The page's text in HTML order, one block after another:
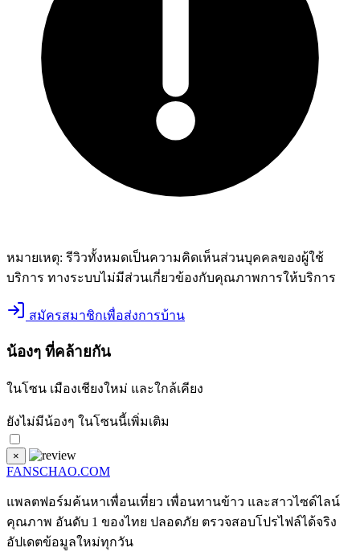
หมายเหตุ: รีวิวทั้งหมดเป็นความคิดเห็นส่วนบุคคลของผู้ใช้
บริการ ทางระบบไม่มีส่วนเกี่ยวข้องกับคุณภาพการให้บริการ
สมัครสมาชิกเพื่อส่งการบ้าน
น้องๆ ที่คล้ายกัน
ในโซน เมืองเชียงใหม่ และใกล้เคียง
ยังไม่มีน้องๆ ในโซนนี้เพิ่มเติม
×
FANSCHAO.COM
แพลตฟอร์มค้นหาเพื่อนเที่ยว เพื่อนทานข้าว และสาวไซด์ไลน์
คุณภาพ อันดับ 1 ของไทย ปลอดภัย ตรวจสอบโปรไฟล์ได้จริง
อัปเดตข้อมูลใหม่ทุกวัน